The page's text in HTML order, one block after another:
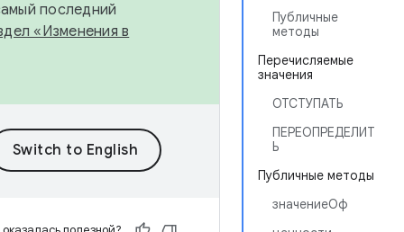
Публичные
методы
Перечисляемые
значения
ОТСТУПАТЬ
ПЕРЕОПРЕДЕЛИТ
Ь
Публичные методы
значениеОф
последний
«Изменения в